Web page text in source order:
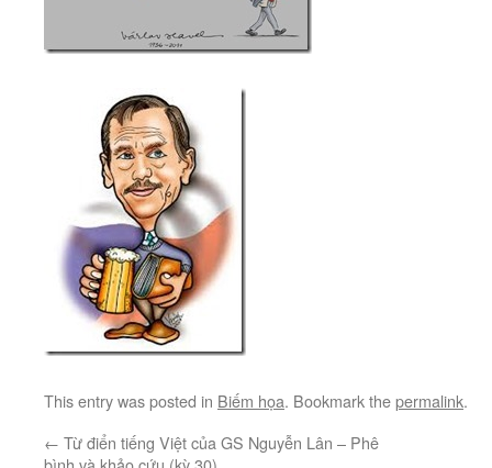
This entry was posted in Biếm họa. Bookmark thepermalink.
← Từ điển tiếng Việt của GS Nguyễn Lân – Phê